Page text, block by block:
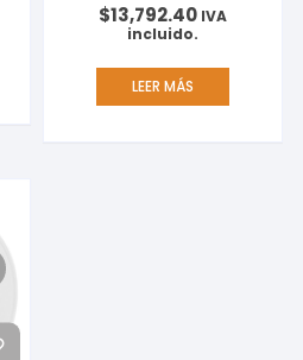
12000 BTU/h Color Blanco
$13,792.40 IVA
incluido.
LEER MÁS